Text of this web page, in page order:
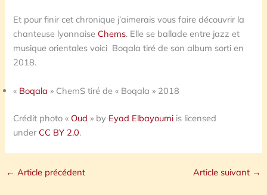
Et pour finir cet chronique j’aimerais vous faire découvrir la
chanteuse lyonnaise Chems. Elle se ballade entre jazz et
musique orientales voici Boqala tiré de son album sorti en
2018.
« Boqala » ChemS tiré de « Boqala » 2018
Crédit photo « Oud » by Eyad Elbayoumi is licensed
under CC BY 2.0.
← Article précédent Article suivant →